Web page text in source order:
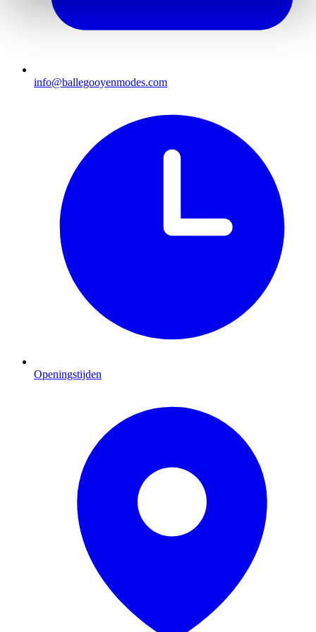
info@ballegooyenmodes.com
Openingstijden